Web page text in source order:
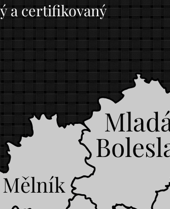
a certifikovaný
Mělník